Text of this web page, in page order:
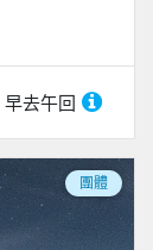
早去午回
團體